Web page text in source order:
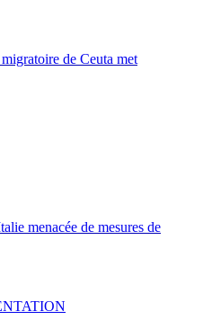
de Ceuta met
menacée de mesures de